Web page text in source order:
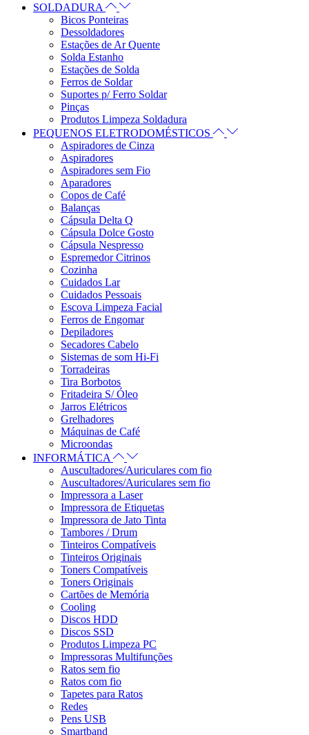
SOLDADURA
Bicos Ponteiras
Dessoldadores
Estações de Ar Quente
Solda Estanho
Estações de Solda
Ferros de Soldar
Suportes p/ Ferro Soldar
Pinças
Produtos Limpeza Soldadura
PEQUENOS ELETRODOMÉSTICOS
Aspiradores de Cinza
Aspiradores
Aspiradores sem Fio
Aparadores
Copos de Café
Balanças
Cápsula Delta Q
Cápsula Dolce Gosto
Cápsula Nespresso
Espremedor Citrinos
Cozinha
Cuidados Lar
Cuidados Pessoais
Escova Limpeza Facial
Ferros de Engomar
Depiladores
Secadores Cabelo
Sistemas de som Hi-Fi
Torradeiras
Tira Borbotos
Fritadeira S/ Óleo
Jarros Elétricos
Grelhadores
Máquinas de Café
Microondas
INFORMÁTICA
Auscultadores/Auriculares com fio
Auscultadores/Auriculares sem fio
Impressora a Laser
Impressora de Etiquetas
Impressora de Jato Tinta
Tambores / Drum
Tinteiros Compatíveis
Tinteiros Originais
Toners Compatíveis
Toners Originais
Cartões de Memória
Cooling
Discos HDD
Discos SSD
Produtos Limpeza PC
Impressoras Multifunções
Ratos sem fio
Ratos com fio
Tapetes para Ratos
Redes
Pens USB
Smartband